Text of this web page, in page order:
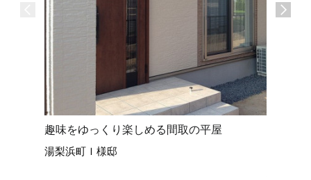
趣味をゆっくり楽しめる間取の平屋
湯梨浜町Ｉ様邸